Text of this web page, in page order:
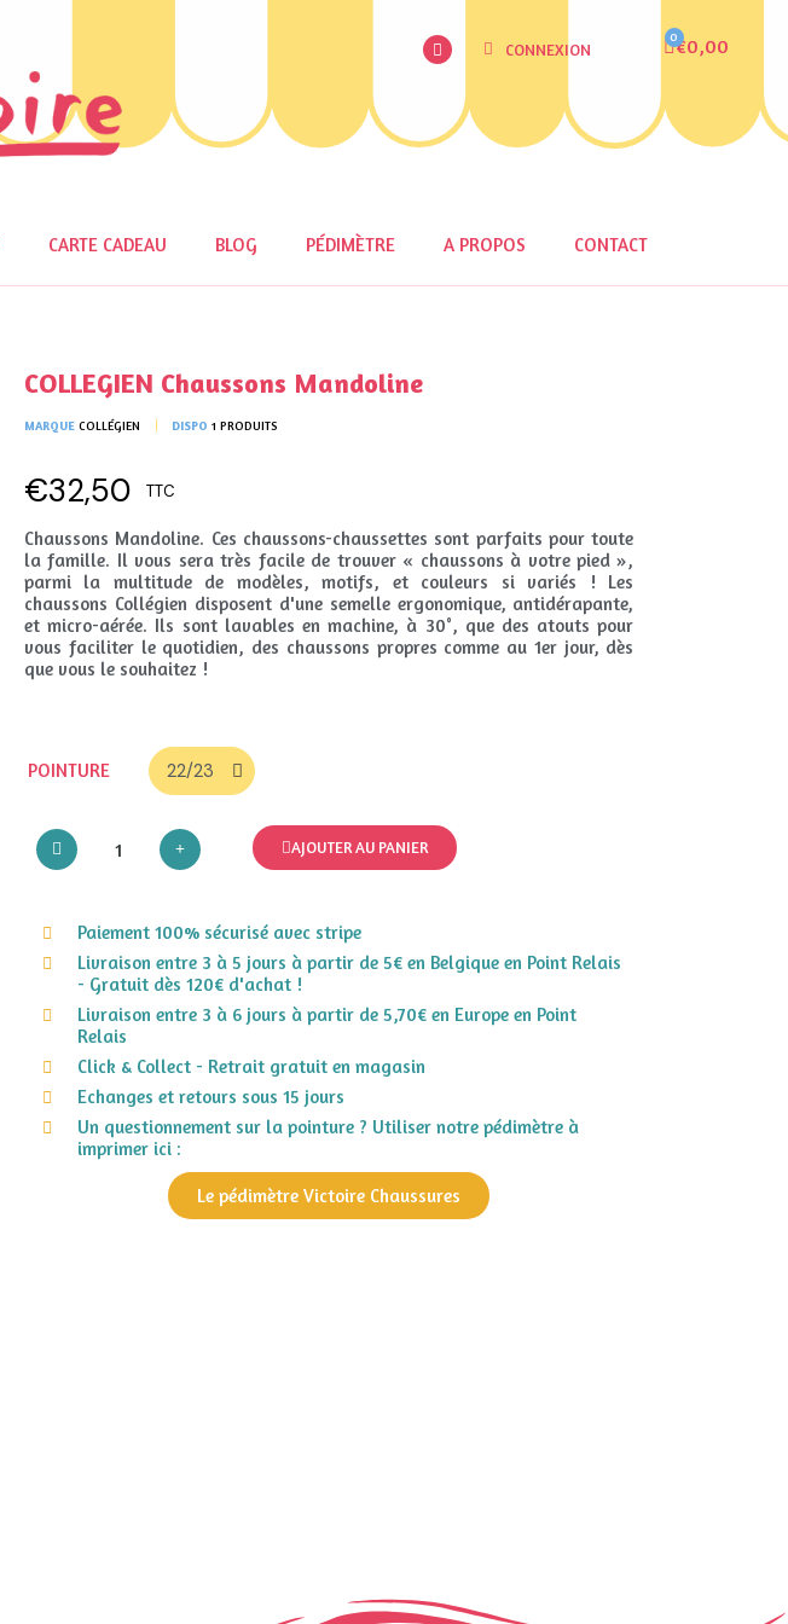
CONNEXION €0,00
CARTE CADEAU BLOG PÉDIMÈTRE A PROPOS CONTACT
COLLEGIEN Chaussons Mandoline
MARQUE COLLÉGIEN DISPO 1 PRODUITS
€32,50 TTC
Chaussons Mandoline. Ces chaussons-chaussettes sont parfaits pour toute
la famille. Il vous sera très facile de trouver « chaussons à votre pied »,
parmi la multitude de modèles, motifs, et couleurs si variés ! Les
chaussons Collégien disposent d'une semelle ergonomique, antidérapante,
et micro-aérée. Ils sont lavables en machine, à 30°, que des atouts pour
vous faciliter le quotidien, des chaussons propres comme au 1er jour, dès
que vous le souhaitez !
POINTURE
AJOUTER AU PANIER
Paiement 100% sécurisé avec stripe
Livraison entre 3 à 5 jours à partir de 5€ en Belgique en Point Relais
- Gratuit dès 120€ d'achat !
Livraison entre 3 à 6 jours à partir de 5,70€ en Europe en Point
Relais
Click & Collect - Retrait gratuit en magasin
Echanges et retours sous 15 jours
Un questionnement sur la pointure ? Utiliser notre pédimètre à
imprimer ici :
Le pédimètre Victoire Chaussures